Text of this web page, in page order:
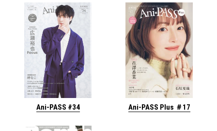
Ani-PASS #34 Ani-PASS Plus ＃17